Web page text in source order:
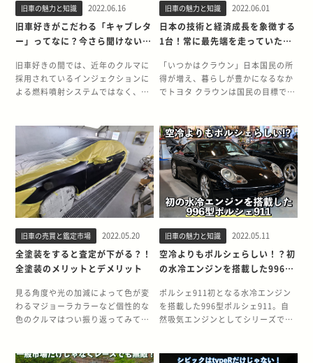
トアングル（横を向く角度）などを
得点化して優劣を競っています。 基
本的にFR車両ならなんでもOK ドリ
フト走行にもっとも適しているの
は、駆動方式がFRの車両です。車種
は日産 シルビアや180SX、トヨタ
AE86やスープラなどのスポーツカー
ツカーである必要はありません。実
際、JZX100型のチェイサーやアリ
ストなど、セダンタイプの車両を使
用しているプロドライバーもたくさ
んいます。ミッション形式について
はMTが断然おすすめです。ドリフ
ト走行はクルマに通常とは違う動き
をさせるので、コンピューターで制
御するATだとコーナー内でうまくギ
アが合わないこともあります。ただ
し、ATでもドリフト走行を楽しんで
いる方はたくさんいるので、とりあ
ドリフト走行は可能です。 ドリフ
ト走行の基本的なやり方 ドリフト走
行で重要なのは、リアタイヤを滑ら
作り方は、ブレーキング、フェイン
らどこか可愛らしさのあるスタイリ
ングで、多くのファンを獲得。ま
た、海外では未だに需要が多く、現
在もマイナーチェンジを繰り返しな
がら、日本での販売期間終了後も販
売が継続されています。 トルクフル
なディーゼルエンジンと堅牢なラダ
ゼルエンジンと堅牢なラダーフレー
ム構造を採用していることです。 デ
ィーゼルエンジンはガソリンエンジ
ンのスパークプラグで点火する方式
とは違い、混合気を圧縮熱で着火さ
せます。ガソリンエンジンに比べ高
トルクを得ることができ、低速での
パワーに優れていることため、悪路
を走る場面で有利。また、エンジン
の耐久性が高いこともあり、過酷な
状況で使用するユーザーの支持を集
めました。 ラダーフレームは一般車
とフレームが別々になっています。
エンジンやミッション、サスペンシ
ョンなどの主要な機構がフレーム部
ダメージを受けてもフレームに問題
場に投入したパーソナルカーす。 最
上級グレードのスポーツモデルとし
て登場したインパラ 初代インパラの
登場は1958年。当時シボレーの最上
級グレードだった「ベルエア」のス
ポーツグレード、「ベルエア・イン
パラ・スポーツパッケージ」として
功した年で、公民権運動など負の側
面も含めてアメリカ全体にエネルギ
ーが満ち溢れつつあった時代です。
初代インパラは2ドアクーペとコン
バーチブルのみの設定でしたが、翌
年の1959年のモデルチェンジで4ド
アモデルも追加。ベルエアがややダ
ウングレードされたことで、名実と
もにシボレー最上級グレードとなり
ました。ちなみに、インパラという
名前はアフリカのサバンナに生息す
るレイヨウというカモシカに似た動
物の名前です。 アメリカらしい大型
で個性的なデザイン インパラの特徴
は、5mを超える全長に2m近い車幅
ンジンもパワフルで、初代モデルか
した。排ガス規制や税制上の理由か
ら2.5Lというサイズダウンを余儀な
くされた開発となるものの、トヨタ
の高い技術力によって名機M型エン
ジンをしのぐパフォーマンスを発揮
します。 名機M型エンジンを受けて
開発された 1JZの前身となるM型エ
ヨタ屈指のハイパワーエンジンで
す。クラウンはもちろん、セリカXX
やソアラ、そして2000GTといった
スポーツモデルにも搭載された名機
と呼ばれるエンジンでした。 しか
し、M型エンジンの基本設計から既
に30年近くが経過していたことと、
税制区分の変更で2.5Lエンジンが税
制上有利になることから新型エンジ
ンへの移行が決定されます。 そこで
登場したのが、JZ系エンジンとなる
1JZエンジンです。2.5LというM型
エンジンより500cc小型ながら、後
継機としてM型エンジン以上のパフ
ォーマンスを求めて開発されまし
け継ぎ、M型エンジンの正当な後継
旧車の魅力と知識 2022.06.16
旧車好きがこだわる「キャブレタ
ー」ってなに？今さら聞けない仕
旧車好きの間では、近年のクルマに
採用されているインジェクションに
よる燃料噴射システムではなく、キ
装置が登場する以前に採用されてい
た燃料噴射方式のことです。 見かた
によっては、時代遅れとも言えるキ
ャブレターがなぜ旧車好きから愛さ
れているのか？その仕組みや長所、
短所を改めてご紹介します。 キャブ
レターの仕組み キャブレターは電気
て燃料を噴射します。 キャブレター
の中にベンチュリーという吸入空気
の道を絞った場所を設け、吸入空気
の流速を上げることにより負圧を発
生。ベンチュリーの中にあるジェッ
トから燃料が吸い出され、霧状にな
ります。 燃料を霧状にするのは、気
合気”は、そのインテークマニホー
旧車の魅力と知識 2022.06.01
日本の技術と経済成長を象徴する
1台！常に最先端を走っていたク
「いつかはクラウン」日本国民の所
得が増え、暮らしが豊かになるなか
でトヨタ クラウンは国民の目標でし
にトヨタの持つ先進技術を投入して
開発されてきました。日本の自動車
産業を世界レベルに押し上げた立役
者と言っても良い、クラウンの軌跡
を時代背景と共に振り返ります。 日
本を代表する高級車の誕生：初代～
5代目 戦後わずか10年で登場した純
カから技術者を呼び寄せて自動車開
発をしていた時代に、トヨタは独自
開発の路線を取ります。外国車に引
けを取らない先進性と信頼性をもっ
たクラウンは、日本の自動車産業に
対する世界の評価を変える原動力に
なりました。 日本の自動車産業を切
迎えた1955年。初代クラウン最大の
旧車の売買と鑑定市場 2022.05.20
全塗装をすると査定が下がる？！
全塗装のメリットとデメリット
見る角度や光の加減によって色が変
わるマジョーラカラーなど個性的な
色のクルマはつい振り返ってみてし
活させたい。全塗装をしたいユーザ
旧車の魅力と知識 2022.05.11
空冷よりもポルシェらしい！？初
の水冷エンジンを搭載した996型
ポルシェ911初となる水冷エンジン
を搭載した996型ポルシェ911。自
然吸気エンジンとしてシリーズで初
った不遇のモデルでもあります。 し